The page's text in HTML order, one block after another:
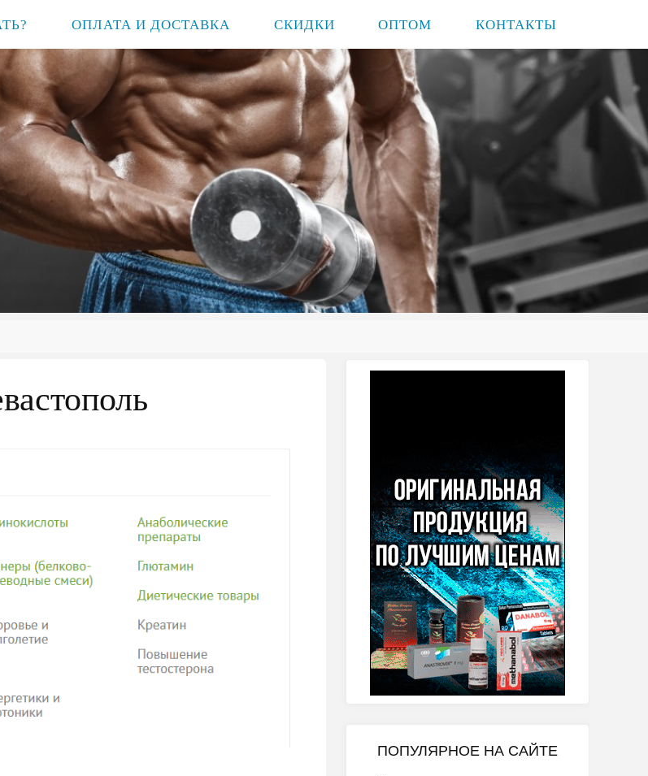
ОПЛАТА И ДОСТАВКА СКИДКИ ОПТОМ КОНТАКТЫ
ПОПУЛЯРНОЕ НА САЙТЕ